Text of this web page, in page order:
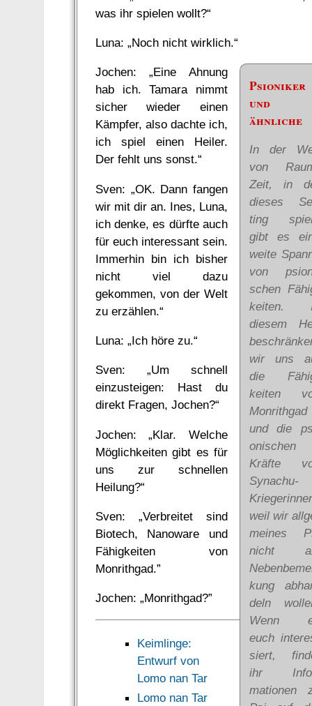
was ihr spielen wollt?“
Luna: „Noch nicht wirklich.“
Psioniker
und
ähnliche
In der
von
Zeit, in
dieses
ting
gibt es
wei­te
von
schen
keiten.
diesem
wir uns
die
keiten
Mon­rith­gad
und die
oni­schen
Kräf­te
Sy­nachu-
weil wir
mei­nes
nicht
kung
deln
Wenn
euch
siert,
ihr
matio­nen
Jochen: „Eine Ahnung
hab ich. Tamara nimmt
sicher wieder einen
Kämpfer, also dachte ich,
ich spiel einen Heiler.
Der fehlt uns sonst.“
Sven: „OK. Dann fangen
wir mit dir an. Ines, Luna,
ich denke, es dürfte auch
für euch interessant sein.
Immerhin bin ich bisher
nicht viel dazu
gekommen, von der Welt
zu erzählen.“
Luna: „Ich höre zu.“
Sven: „Um schnell
einzusteigen: Hast du
direkt Fragen, Jochen?“
Jochen: „Klar. Welche
Möglichkeiten gibt es für
uns zur schnellen
Heilung?“
Sven: „Verbreitet sind
Biotech, Nanoware und
Fähigkeiten von
Monrithgad.”
Jochen: „Monrithgad?”
Keimlinge:
Entwurf von
Lomo nan Tar
Lomo nan Tar